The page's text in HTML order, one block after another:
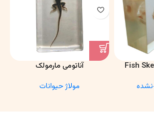
Fish
آناتومی مارمولک
مولاژ حیوانات